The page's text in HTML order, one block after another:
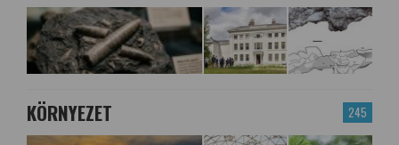
245
KÖRNYEZET